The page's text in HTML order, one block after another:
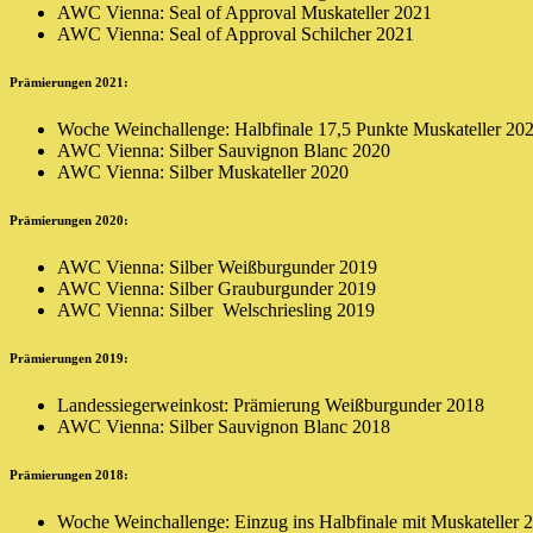
AWC Vienna: Seal of Approval Muskateller 2021
AWC Vienna: Seal of Approval Schilcher 2021
Prämierungen 2021:
Woche Weinchallenge: Halbfinale 17,5 Punkte Muskateller
AWC Vienna: Silber Sauvignon Blanc 2020
AWC Vienna: Silber Muskateller 2020
Prämierungen 2020:
AWC Vienna: Silber Weißburgunder 2019
AWC Vienna: Silber Grauburgunder 2019
AWC Vienna: Silber Welschriesling 2019
Prämierungen 2019:
Landessiegerweinkost: Prämierung Weißburgunder 2018
AWC Vienna: Silber Sauvignon Blanc 2018
Prämierungen 2018:
Woche Weinchallenge: Einzug ins Halbfinale mit Muskateller